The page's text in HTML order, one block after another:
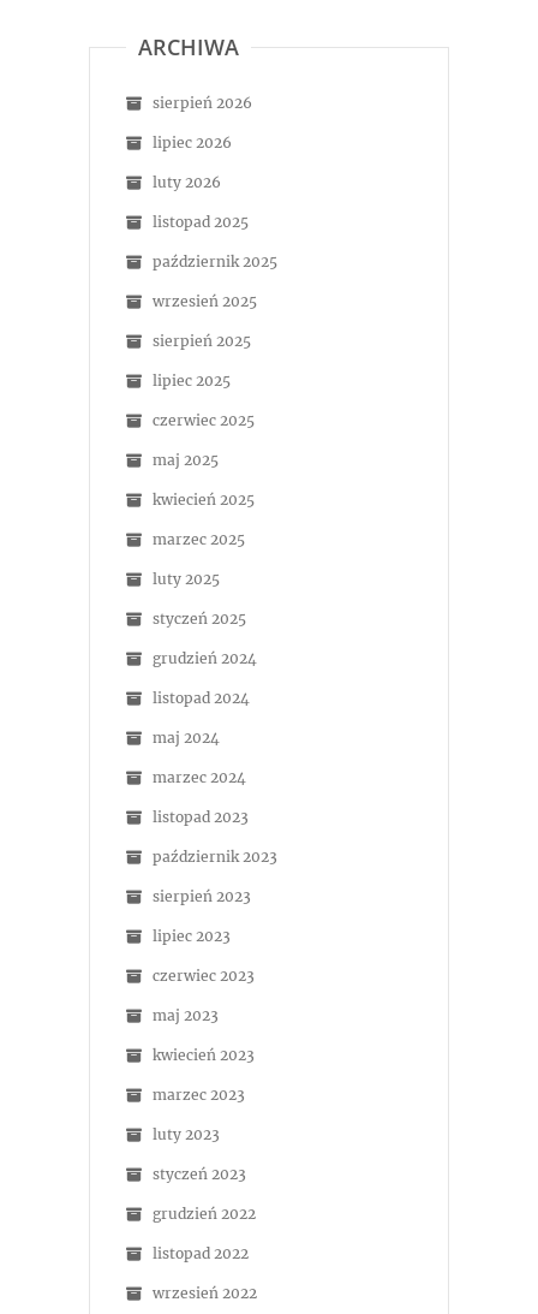
ARCHIWA
sierpień 2026
lipiec 2026
luty 2026
listopad 2025
październik 2025
wrzesień 2025
sierpień 2025
lipiec 2025
czerwiec 2025
maj 2025
kwiecień 2025
marzec 2025
luty 2025
styczeń 2025
grudzień 2024
listopad 2024
maj 2024
marzec 2024
listopad 2023
październik 2023
sierpień 2023
lipiec 2023
czerwiec 2023
maj 2023
kwiecień 2023
marzec 2023
luty 2023
styczeń 2023
grudzień 2022
listopad 2022
wrzesień 2022